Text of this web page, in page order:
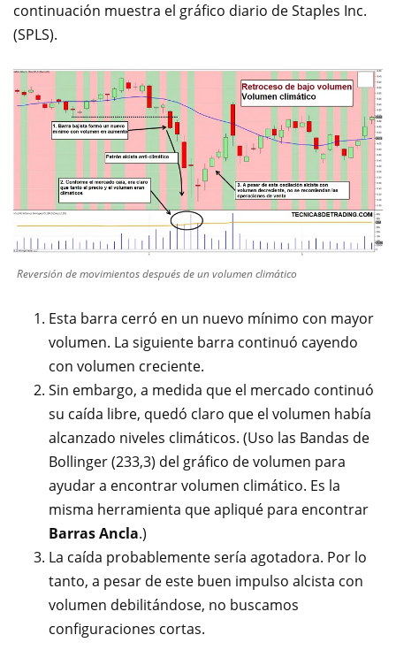
continuación muestra el gráfico diario de Staples Inc.
(SPLS).
Reversión de movimientos después de un volumen climático
Esta barra cerró en un nuevo mínimo con mayor
volumen. La siguiente barra continuó cayendo
con volumen creciente.
Sin embargo, a medida que el mercado continuó
su caída libre, quedó claro que el volumen había
alcanzado niveles climáticos. (Uso las Bandas de
Bollinger (233,3) del gráfico de volumen para
ayudar a encontrar volumen climático. Es la
misma herramienta que apliqué para encontrar
Barras Ancla.)
La caída probablemente sería agotadora. Por lo
tanto, a pesar de este buen impulso alcista con
volumen debilitándose, no buscamos
configuraciones cortas.